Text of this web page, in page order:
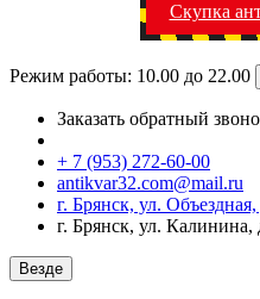
Скупка
Режим работы: 10.00 до 22.00
Заказать обратный
+ 7 (953) 272-60-00
antikvar32.com@mail.ru
г. Брянск, ул.
г. Брянск, ул. Калинина,
Везде